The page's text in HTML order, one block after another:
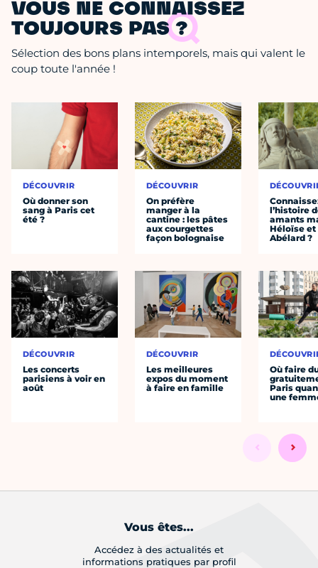
VOUS NE CONNAISSEZ
TOUJOURS PAS ?
Sélection des bons plans intemporels, mais qui valent le
coup toute l'année !
DÉCOUVRIR
Où donner son
sang à Paris cet
été ?
DÉCOUVRIR
Les concerts
parisiens à voir en
août
DÉCOUVRIR
On préfère
manger à la
cantine : les pâtes
aux courgettes
façon bolognaise
DÉCOUVRIR
Les meilleures
expos du moment
à faire en famille
l’histoire
amants
Héloïse et
Abélard ?
Où faire
Paris
une
Vous êtes...
Accédez à des actualités et
informations pratiques par profil